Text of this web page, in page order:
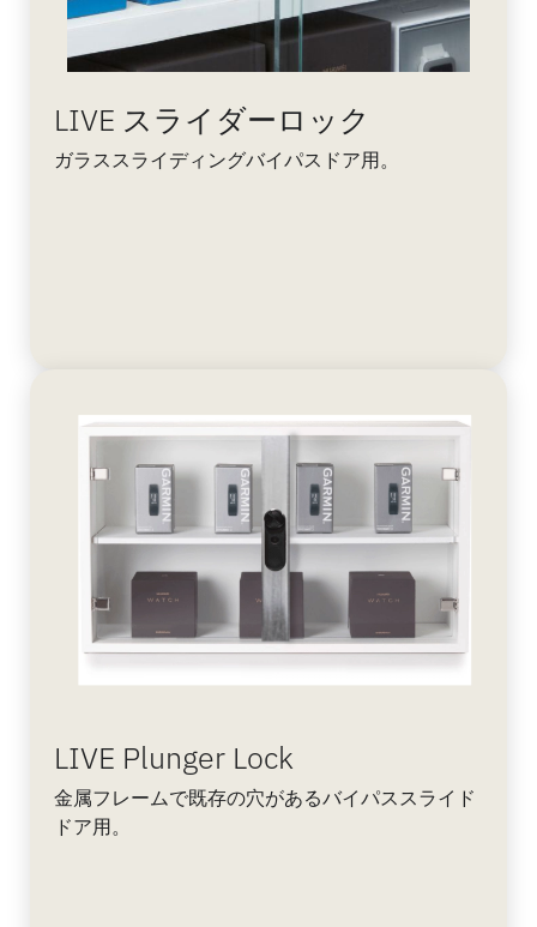
LIVE スライダーロック
ガラススライディングバイパスドア用。
LIVE Plunger Lock
金属フレームで既存の穴があるバイパススライド
ドア用。